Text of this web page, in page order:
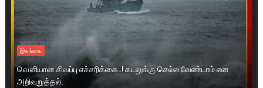
இலங்கை
வௌியான சிவப்பு எச்சரிக்கை..! கடலுக்கு செல்ல வேண்டாம் என
அறிவுறுத்தல்.